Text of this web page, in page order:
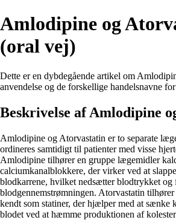
Amlodipine og
(oral vej)
Dette er en dybdegående artikel om
anvendelse og de forskellige handelsnavne
Beskrivelse af Amlodipine
Amlodipine og Atorvastatin er to separate
ordineres samtidigt til patienter med visse
Amlodipine tilhører en gruppe lægemidler
calciumkanalblokkere, der virker ved at
blodkarrene, hvilket nedsætter blodtrykket og
blodgennemstrømningen. Atorvastatin
kendt som statiner, der hjælper med at sænke
blodet ved at hæmme produktionen af